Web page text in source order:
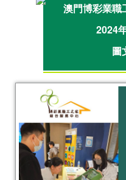
澳門博彩業職
2024
圖